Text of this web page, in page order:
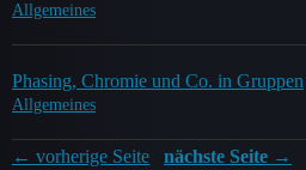
Allgemeines
Phasing, Chromie und Co. in Gruppen
Allgemeines
← vorherige Seite nächste Seite →